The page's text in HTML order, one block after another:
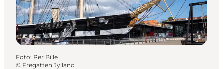
Foto: Per Bille
© Fregatten Jylland